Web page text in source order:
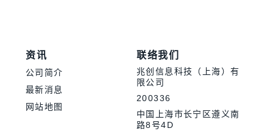
资讯
公司简介
最新消息
网站地图
联络我们
兆创信息科技（上海）有
限公司
200336
中国上海市长宁区遵义南
路8号4D